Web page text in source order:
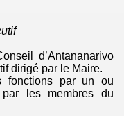
d’Antananarivo
dirigé par le Maire.
fonctions par un ou
les membres du